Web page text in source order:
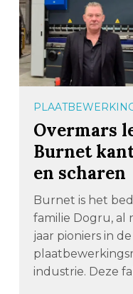
Overmars
Burnet
en scharen
Burnet is het
familie Dogru, al
jaar pioniers in
industrie. Deze